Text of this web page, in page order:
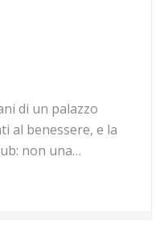
di un palazzo
al benessere, e la
non una…